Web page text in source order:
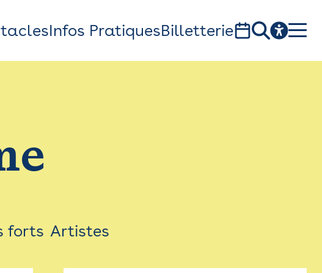
Infos PratiquesBilletterie
1, av. du Chateau d'eau - 31300 Toulouse
forts Artistes